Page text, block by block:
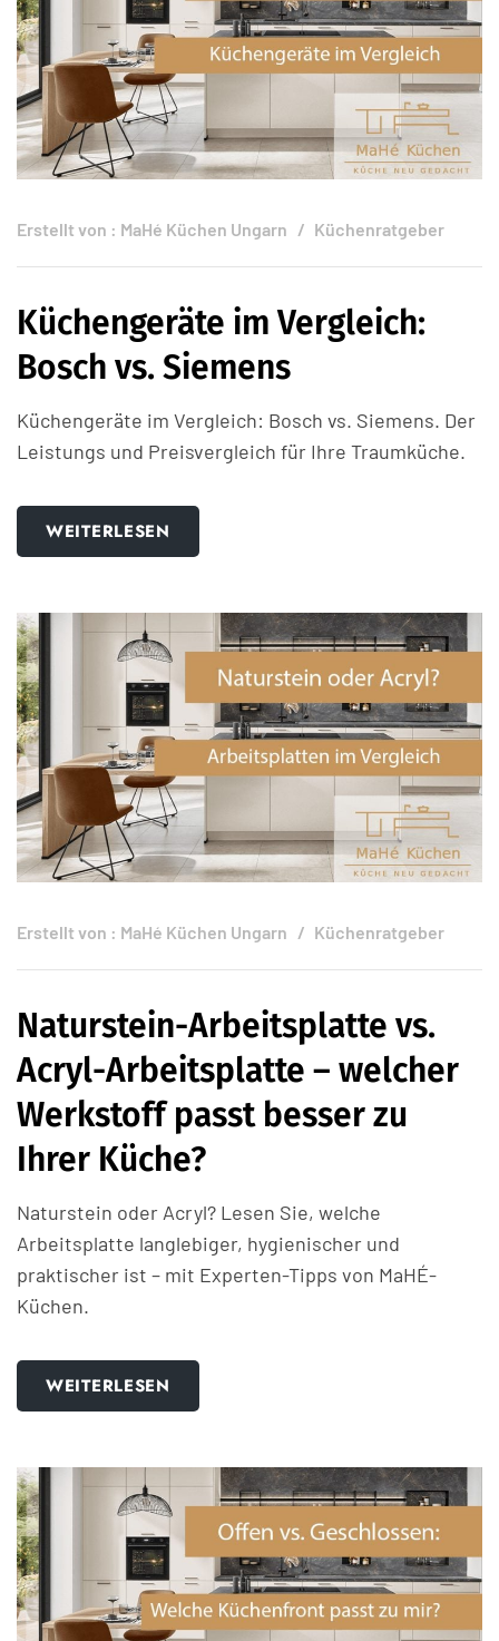
Erstellt von : MaHé Küchen Ungarn Küchenratgeber
Küchengeräte im Vergleich:
Bosch vs. Siemens
Küchengeräte im Vergleich: Bosch vs. Siemens. Der
Leistungs und Preisvergleich für Ihre Traumküche.
WEITERLESEN
Erstellt von : MaHé Küchen Ungarn Küchenratgeber
Naturstein-Arbeitsplatte vs.
Acryl-Arbeitsplatte – welcher
Werkstoff passt besser zu
Ihrer Küche?
Naturstein oder Acryl? Lesen Sie, welche
Arbeitsplatte langlebiger, hygienischer und
praktischer ist – mit Experten-Tipps von MaHÉ-
Küchen.
WEITERLESEN